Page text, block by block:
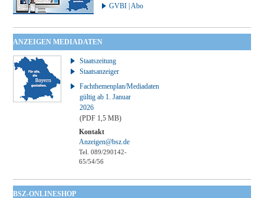
GVBI | Abo
ANZEIGEN MEDIADATEN
Staatszeitung
Staatsanzeiger
Fachthemenplan/Mediadaten
gültig ab 1. Januar
2026
(PDF 1,5 MB)
Kontakt
Anzeigen@bsz.de
Tel. 089/290142-
65/54/56
BSZ-ONLINESHOP